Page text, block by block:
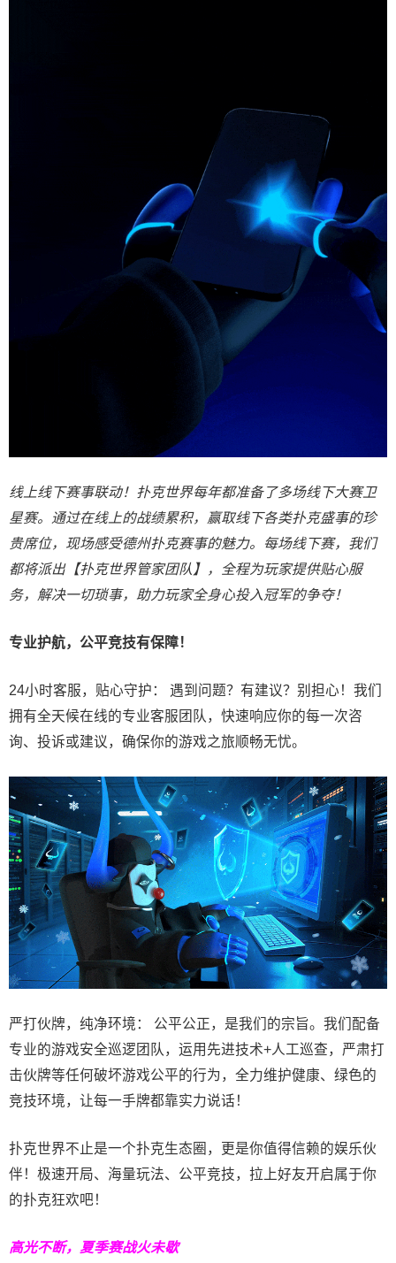
线上线下赛事联动！扑克世界每年都准备了多场线下大赛卫
星赛。通过在线上的战绩累积，赢取线下各类扑克盛事的珍
贵席位，现场感受德州扑克赛事的魅力。每场线下赛，我们
都将派出【扑克世界管家团队】，全程为玩家提供贴心服
务，解决一切琐事，助力玩家全身心投入冠军的争夺！
专业护航，公平竞技有保障！
24小时客服，贴心守护： 遇到问题？有建议？别担心！我们
拥有全天候在线的专业客服团队，快速响应你的每一次咨
询、投诉或建议，确保你的游戏之旅顺畅无忧。
严打伙牌，纯净环境： 公平公正，是我们的宗旨。我们配备
专业的游戏安全巡逻团队，运用先进技术+人工巡查，严肃打
击伙牌等任何破坏游戏公平的行为，全力维护健康、绿色的
竞技环境，让每一手牌都靠实力说话！
扑克世界不止是一个扑克生态圈，更是你值得信赖的娱乐伙
伴！极速开局、海量玩法、公平竞技，拉上好友开启属于你
的扑克狂欢吧！
高光不断，夏季赛战火未歇